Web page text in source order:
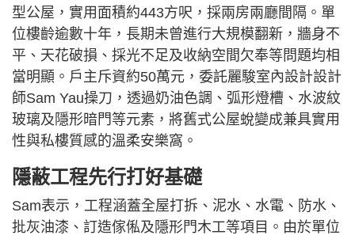
型公屋，實用面積約443方呎，採兩房兩廳間隔。單
位樓齡逾數十年，長期未曾進行大規模翻新，牆身不
平、天花破損、採光不足及收納空間欠奉等問題均相
當明顯。戶主斥資約50萬元，委託麗駿室內設計設計
師Sam Yau操刀，透過奶油色調、弧形燈槽、水波紋
玻璃及隱形暗門等元素，將舊式公屋蛻變成兼具實用
性與私樓質感的溫柔安樂窩。
隱蔽工程先行打好基礎
Sam表示，工程涵蓋全屋打拆、泥水、水電、防水、
批灰油漆、訂造傢俬及隱形門木工等項目。由於單位